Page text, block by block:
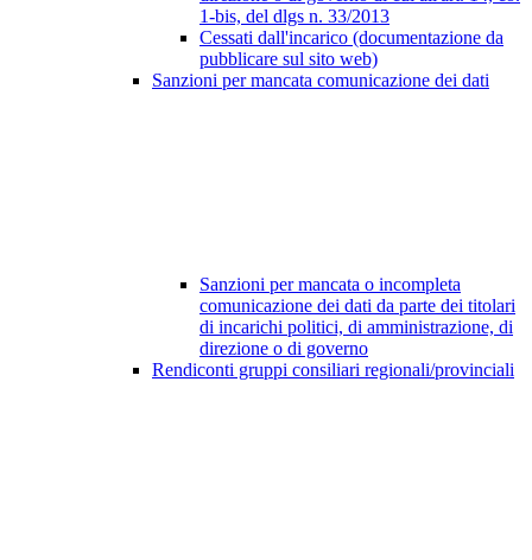
1-bis, del dlgs n. 33/2013
Cessati dall'incarico (documentazione da
pubblicare sul sito web)
Sanzioni per mancata comunicazione dei dati
Sanzioni per mancata o incompleta
comunicazione dei dati da parte dei titolari
di incarichi politici, di amministrazione, di
direzione o di governo
Rendiconti gruppi consiliari regionali/provinciali